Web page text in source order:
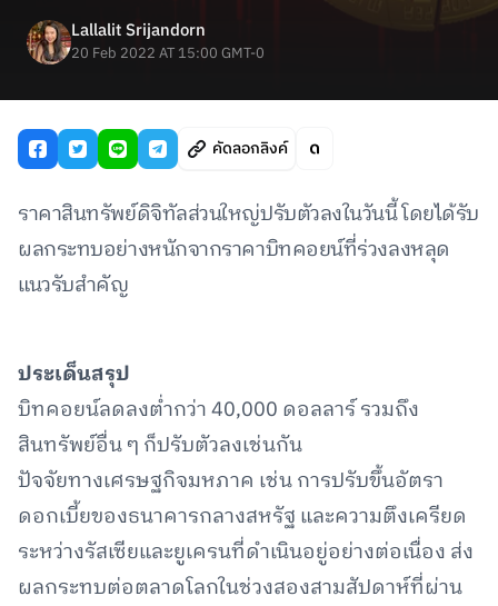
Lallalit Srijandorn
20 Feb 2022 AT 15:00 GMT-0
คัดลอกลิงค์
ราคาสินทรัพย์ดิจิทัลส่วนใหญ่ปรับตัวลงในวันนี้ โดยได้รับ
ผลกระทบอย่างหนักจากราคาบิทคอยน์ที่ร่วงลงหลุด
แนวรับสำคัญ
ประเด็นสรุป
บิทคอยน์ลดลงต่ำกว่า 40,000 ดอลลาร์ รวมถึง
สินทรัพย์อื่น ๆ ก็ปรับตัวลงเช่นกัน
ปัจจัยทางเศรษฐกิจมหภาค เช่น การปรับขึ้นอัตรา
ดอกเบี้ยของธนาคารกลางสหรัฐ และความตึงเครียด
ระหว่างรัสเซียและยูเครนที่ดำเนินอยู่อย่างต่อเนื่อง ส่ง
ผลกระทบต่อตลาดโลกในช่วงสองสามสัปดาห์ที่ผ่าน